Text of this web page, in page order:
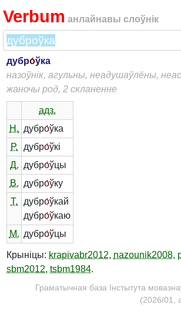
Verbum анлайнавы слоўнік
дубро́ўка
назоўнік, агульны, неадушаўлёны,
жаночы род, 2 скланенне
адз.
Н. дубро́ўка
Р.
дубро́ўкі
Д. дубро́ўцы
В. дубро́ўку
Т.
дубро́ўкай
дубро́ўкаю
М. дубро́ўцы
Крыніцы: krapivabr2012, nazounik2008,
sbm2012, tsbm1984.
Граматычная база Інстытута
(2026/01,